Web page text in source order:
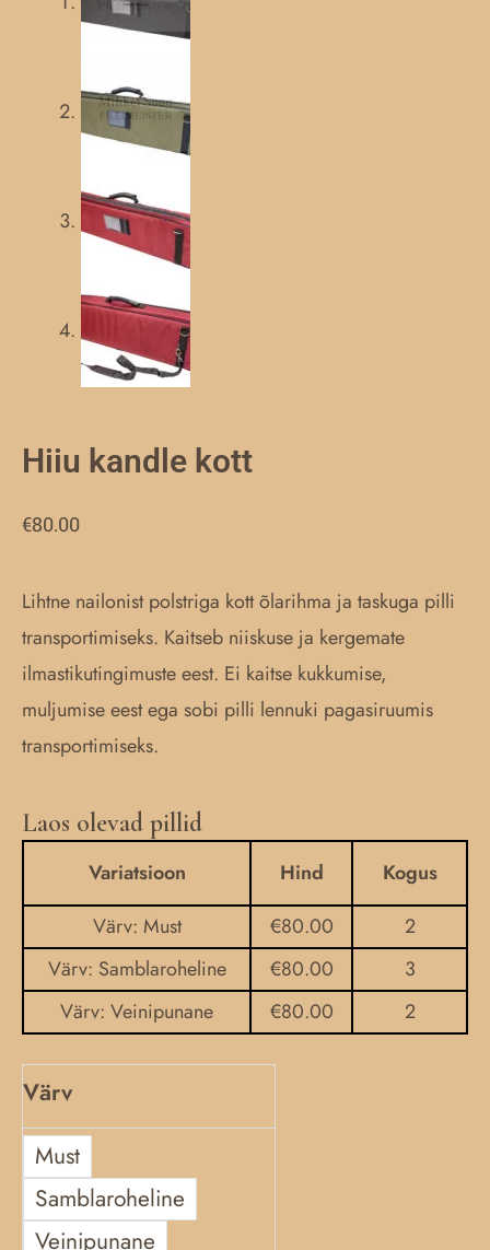
Hiiu kandle kott
€80.00
Lihtne nailonist polstriga kott õlarihma ja taskuga pilli
transportimiseks. Kaitseb niiskuse ja kergemate
ilmastikutingimuste eest. Ei kaitse kukkumise,
muljumise eest ega sobi pilli lennuki pagasiruumis
transportimiseks.
Laos olevad pillid
Variatsioon Hind
Kogus
Värv: Must
€80.00
2
Värv: Samblaroheline
€80.00
3
Värv: Veinipunane
€80.00 2
Värv
Must
Samblaroheline
Veinipunane
Hiiu